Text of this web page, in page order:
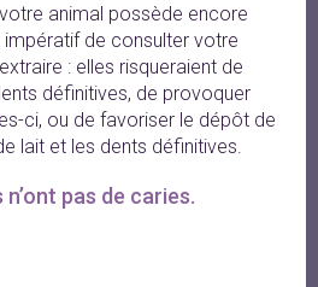
animal possède encore
impératif de consulter votre
: elles risqueraient de
définitives, de provoquer
ci, ou de favoriser le dépôt de
lait et les dents définitives.
pas de caries.